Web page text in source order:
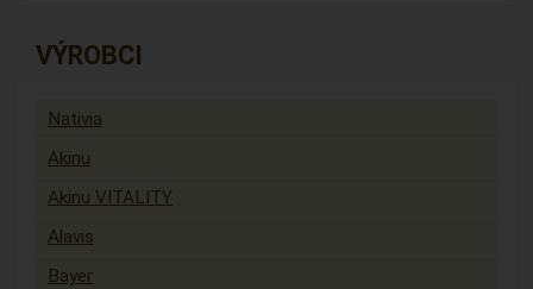
VÝROBCI
Nativia
Akinu
Akinu VITALITY
Alavis
Bayer